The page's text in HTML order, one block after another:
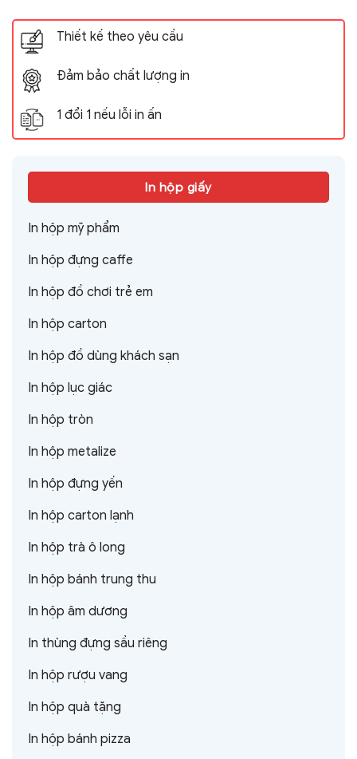
Thiết kế theo yêu cầu
Đảm bảo chất lượng in
1 đổi 1 nếu lỗi in ấn
In hộp giấy
In hộp mỹ phẩm
In hộp đựng caffe
In hộp đồ chơi trẻ em
In hộp carton
In hộp đồ dùng khách sạn
In hộp lục giác
In hộp tròn
In hộp metalize
In hộp đựng yến
In hộp carton lạnh
In hộp trà ô long
In hộp bánh trung thu
In hộp âm dương
In thùng đựng sầu riêng
In hộp rượu vang
In hộp quà tặng
In hộp bánh pizza